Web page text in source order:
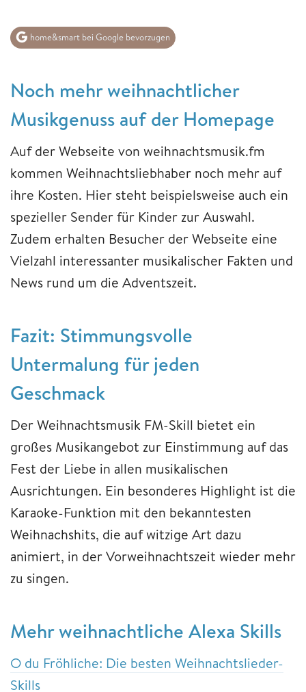
home&smart bei Google bevorzugen
Noch mehr weihnachtlicher
Musikgenuss auf der Homepage
Auf der Webseite von weihnachtsmusik.fm
kommen Weihnachtsliebhaber noch mehr auf
ihre Kosten. Hier steht beispielsweise auch ein
spezieller Sender für Kinder zur Auswahl.
Zudem erhalten Besucher der Webseite eine
Vielzahl interessanter musikalischer Fakten und
News rund um die Adventszeit.
Fazit: Stimmungsvolle
Untermalung für jeden
Geschmack
Der Weihnachtsmusik FM-Skill bietet ein
großes Musikangebot zur Einstimmung auf das
Fest der Liebe in allen musikalischen
Ausrichtungen. Ein besonderes Highlight ist die
Karaoke-Funktion mit den bekanntesten
Weihnachshits, die auf witzige Art dazu
animiert, in der Vorweihnachtszeit wieder mehr
zu singen.
Mehr weihnachtliche Alexa Skills
O du Fröhliche: Die besten Weihnachtslieder-
Skills